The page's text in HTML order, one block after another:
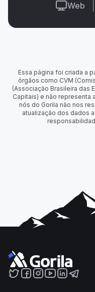
Web
Essa página foi criada a
órgãos como CVM
(Associação Brasileira das
Capitais) e não representa
nós do Gorila não nos
atualização dos dados